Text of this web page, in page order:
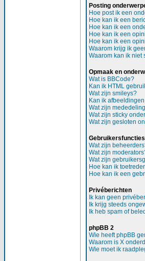
Posting
Hoe post ik een
Hoe kan ik een
Hoe kan ik een
Hoe kan ik een
Hoe kan ik een
Waarom krijg ik
Waarom kan ik niet
Opmaak en
Wat is BBCode?
Kan ik HTML
Wat zijn smileys?
Kan ik
Wat zijn
Wat zijn sticky
Wat zijn gesloten
Wat zijn
Wat zijn
Wat zijn
Hoe kan ik
Hoe kan ik een
Privéberichten
Ik kan geen
Ik krijg steeds
Ik heb spam of
phpBB 2
Wie heeft phpBB
Waarom is X
Wie moet ik